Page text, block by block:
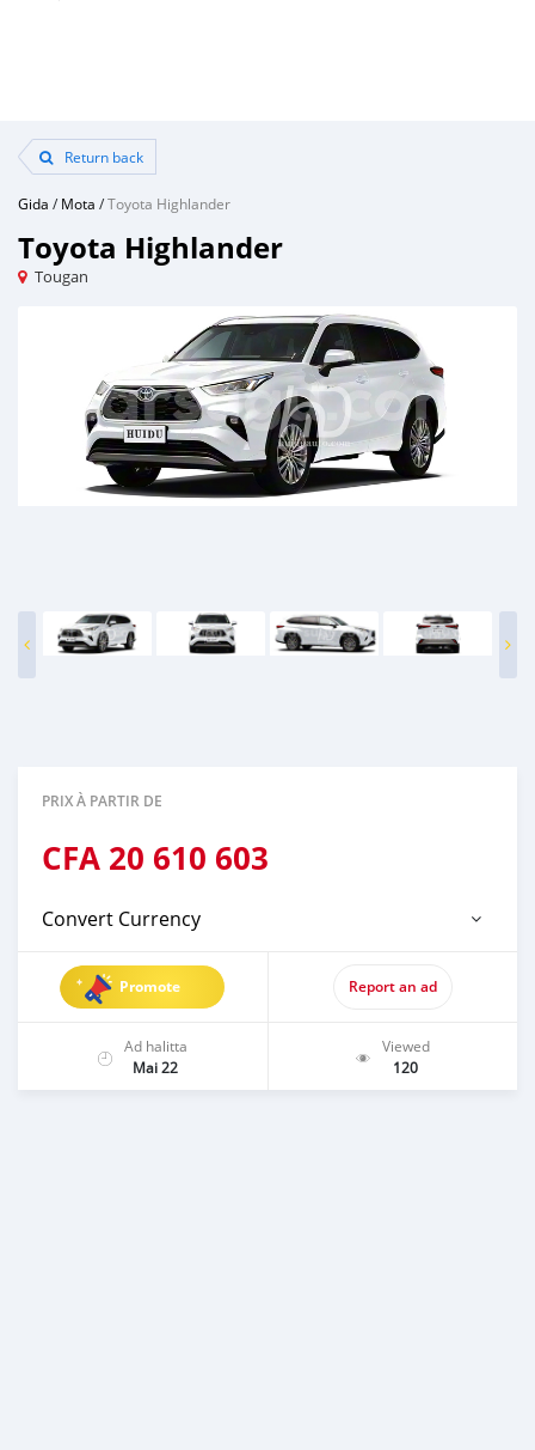
Return back
Gida /Mota /Toyota Highlander
Toyota Highlander
Tougan
PRIX À PARTIR DE
CFA 20 610 603
Convert Currency
Promote Report an ad
Ad halitta
Mai 22
Viewed
120